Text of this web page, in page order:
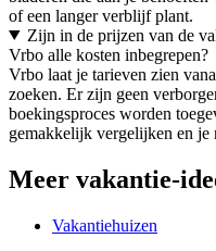
of een langer verblijf plant.
Zijn in de prijzen van de
Vrbo alle kosten inbegrepen?
Vrbo laat je tarieven zien
zoeken. Er zijn geen
boekingsproces worden
gemakkelijk vergelijken en je
Meer vakantie-
Vakantiehuizen